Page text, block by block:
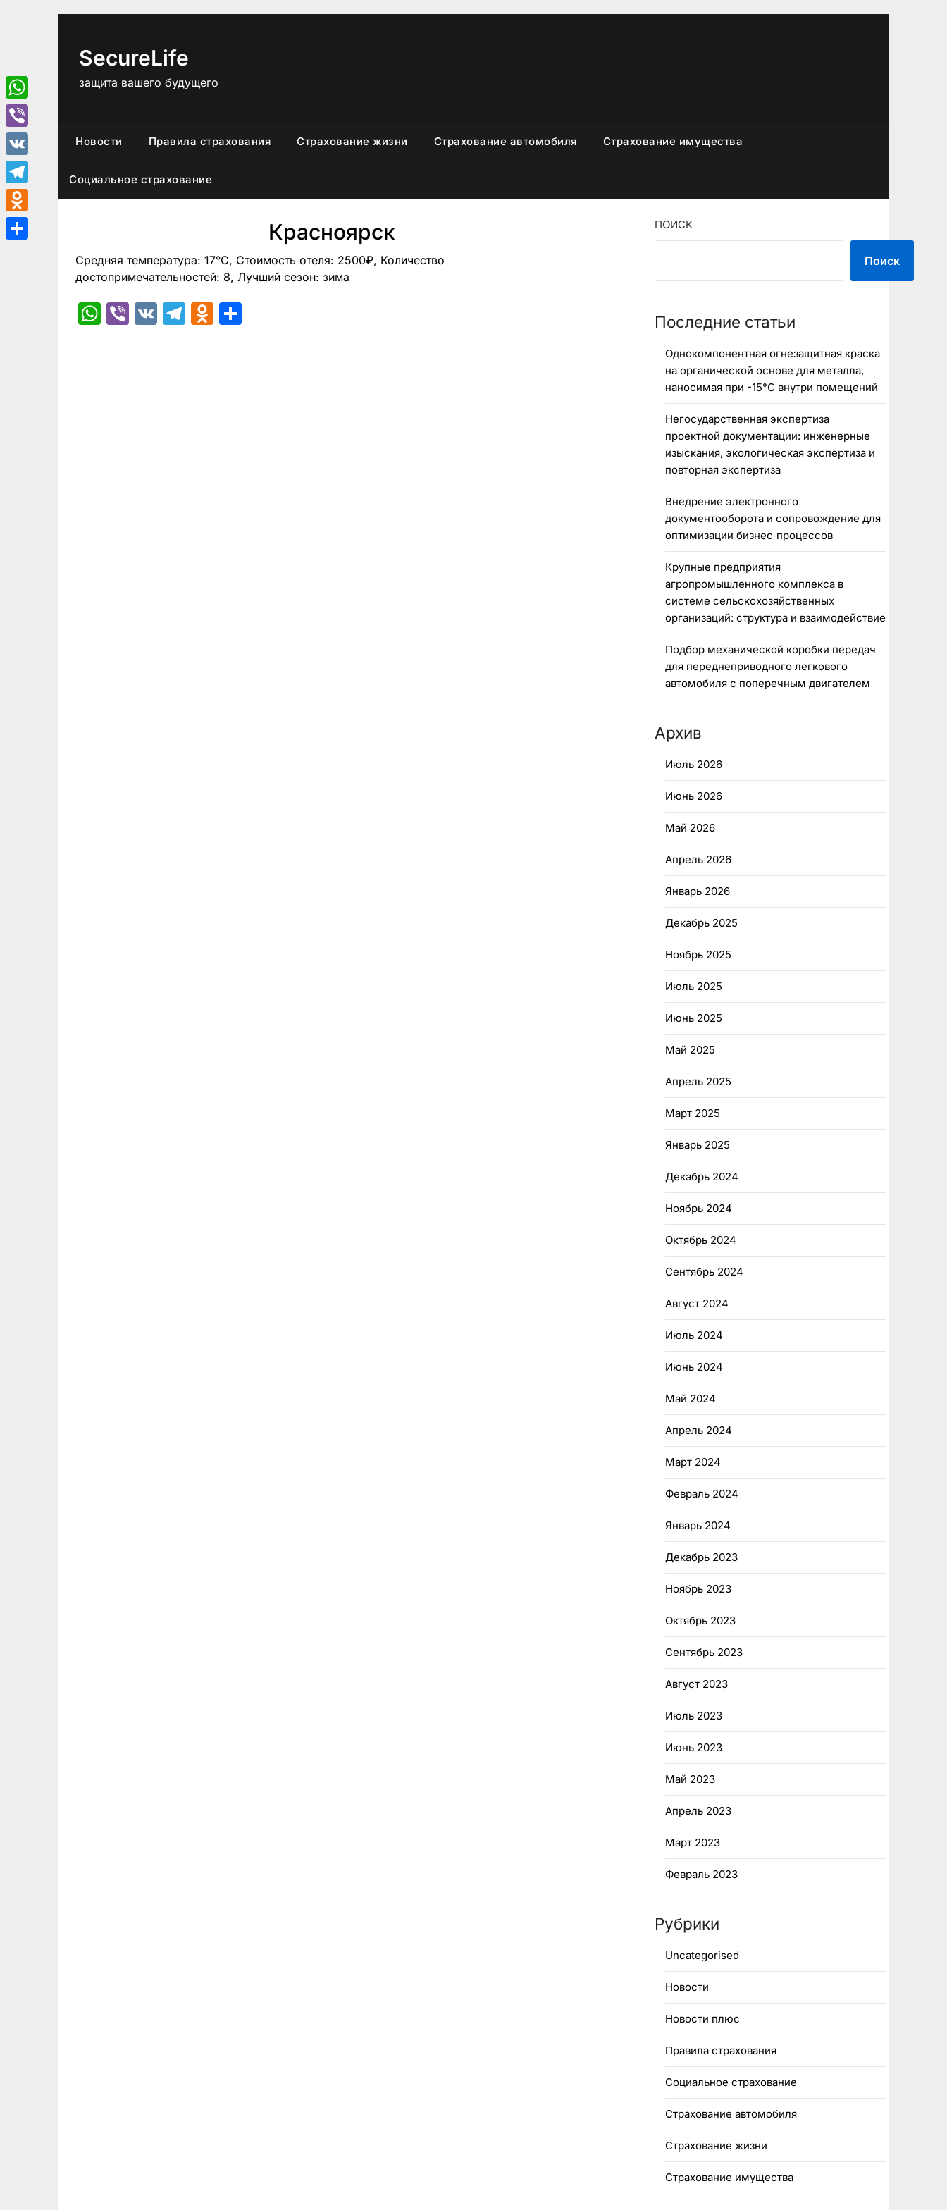
SecureLife
защита вашего будущего
Новости Правила страхования Страхование жизни Страхование автомобиля Страхование имущества
Социальное страхование
Красноярск
Средняя температура: 17°C, Стоимость отеля: 2500₽, Количество
достопримечательностей: 8, Лучший сезон: зима
WhatsApp
Viber
VK Telegram
Odnoklassniki
ПОИСК
Поиск
Последние статьи
Однокомпонентная огнезащитная краска
на органической основе для металла,
наносимая при -15°C внутри помещений
Негосударственная экспертиза
проектной документации: инженерные
изыскания, экологическая экспертиза и
повторная экспертиза
Внедрение электронного
документооборота и сопровождение для
оптимизации бизнес‑процессов
Крупные предприятия
агропромышленного комплекса в
системе сельскохозяйственных
организаций: структура и взаимодействие
Подбор механической коробки передач
для переднеприводного легкового
автомобиля с поперечным двигателем
Архив
Июль 2026
Июнь 2026
Май 2026
Апрель 2026
Январь 2026
Декабрь 2025
Ноябрь 2025
Июль 2025
Июнь 2025
Май 2025
Апрель 2025
Март 2025
Январь 2025
Декабрь 2024
Ноябрь 2024
Октябрь 2024
Сентябрь 2024
Август 2024
Июль 2024
Июнь 2024
Май 2024
Апрель 2024
Март 2024
Февраль 2024
Январь 2024
Декабрь 2023
Ноябрь 2023
Октябрь 2023
Сентябрь 2023
Август 2023
Июль 2023
Июнь 2023
Май 2023
Апрель 2023
Март 2023
Февраль 2023
Рубрики
Uncategorised
Новости
Новости плюс
Правила страхования
Социальное страхование
Страхование автомобиля
Страхование жизни
Страхование имущества
WhatsApp
Viber
VK
Telegram
Odnoklassniki